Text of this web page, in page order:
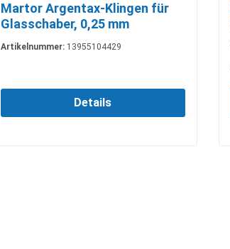
Martor Argentax-Klingen für
Glasschaber, 0,25 mm
Artikelnummer: 13955104429
Details